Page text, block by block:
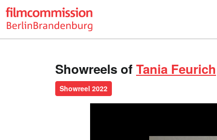
Showreels ofTania Feurich
Showreel 2022